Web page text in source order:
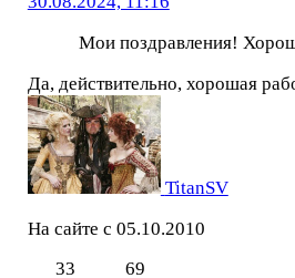
Мои поздравления!
Да, действительно, хорошая
TitanSV
На сайте с 05.10.2010
33
69